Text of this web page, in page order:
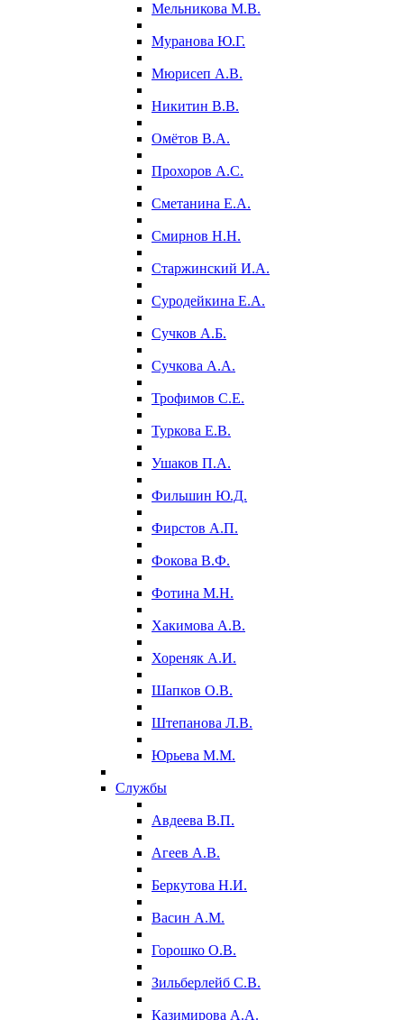
Мельникова М.В.
Муранова Ю.Г.
Мюрисеп А.В.
Никитин В.В.
Омётов В.А.
Прохоров А.С.
Сметанина Е.А.
Смирнов Н.Н.
Старжинский И.А.
Суродейкина Е.А.
Сучков А.Б.
Сучкова А.А.
Трофимов С.Е.
Туркова Е.В.
Ушаков П.А.
Фильшин Ю.Д.
Фирстов А.П.
Фокова В.Ф.
Фотина М.Н.
Хакимова А.В.
Хореняк А.И.
Шапков О.В.
Штепанова Л.В.
Юрьева М.М.
Службы
Авдеева В.П.
Агеев А.В.
Беркутова Н.И.
Васин А.М.
Горошко О.В.
Зильберлейб С.В.
Казимирова А.А.